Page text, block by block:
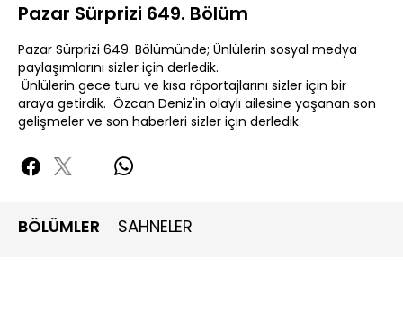
Pazar Sürprizi 649. Bölüm
Pazar Sürprizi 649. Bölümünde; Ünlülerin sosyal medya
paylaşımlarını sizler için derledik.
Ünlülerin gece turu ve kısa röportajlarını sizler için bir
araya getirdik. Özcan Deniz'in olaylı ailesine yaşanan son
gelişmeler ve son haberleri sizler için derledik.
BÖLÜMLER SAHNELER